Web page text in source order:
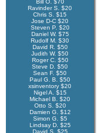
Bill O. $70
Ravinder S. $20
Chris S. $15
Jose D-C $20
Steven P. $20
Daniel W. $75
Rudolf M. $30
David R. $50
Judith W. $50
Roger C. $50
Steve D. $50
Sean F. $50
Paul G. B. $50
xsinventory $20
Nigel A. $15
Michael B. $20
Otto S. $20
Damien G. $12
Simon G. $5
Lindsay D. $25
David S. $25